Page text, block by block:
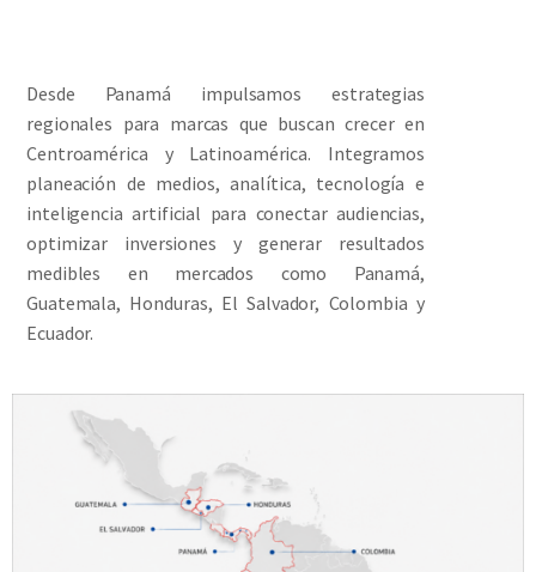
Desde Panamá impulsamos estrategias
regionales para marcas que buscan crecer en
Centroamérica y Latinoamérica. Integramos
planeación de medios, analítica, tecnología e
inteligencia artificial para conectar audiencias,
optimizar inversiones y generar resultados
medibles en mercados como Panamá,
Guatemala, Honduras, El Salvador, Colombia y
Ecuador.